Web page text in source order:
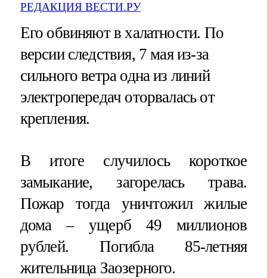
РЕДАКЦИЯ ВЕСТИ.РУ
Его обвиняют в халатности. По
версии следствия, 7 мая из-за
сильного ветра одна из линий
электропередач оторвалась от
крепления.
В итоге случилось короткое
замыкание, загорелась трава.
Пожар тогда уничтожил жилые
дома – ущерб 49 миллионов
рублей. Погибла 85-летняя
жительница Заозерного.